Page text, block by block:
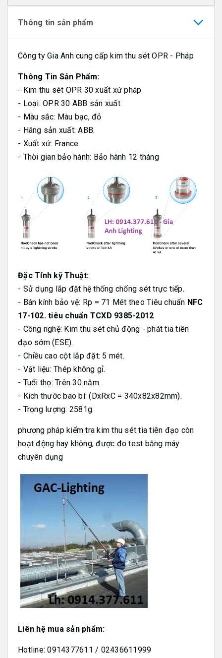
Thông tin sản phẩm
Công ty Gia Anh cung cấp kim thu sét OPR - Pháp
Thông Tin Sản Phẩm:
- Kim thu sét OPR 30 xuất xứ pháp
- Loại: OPR 30 ABB sản xuất
- Màu sắc: Màu bạc, đỏ
- Hãng sản xuất: ABB.
- Xuất xứ: France.
- Thời gian bảo hành: Bảo hành 12 tháng
Đặc Tính kỹ Thuật:
- Sử dụng lắp đặt hệ thống chống sét trực tiếp.
- Bán kính bảo vệ: Rp = 71 Mét theo Tiêu chuẩn NFC
17-102. tiêu chuẩn TCXD 9385-2012
- Công nghệ: Kim thu sét chủ động - phát tia tiên
đạo sớm (ESE).
- Chiều cao cột lắp đặt: 5 mét.
- Vật liệu: Thép không gỉ.
- Tuổi thọ: Trên 30 năm.
- Kich thước bao bì: (DxRxC = 340x82x82mm).
- Trọng lượng: 2581g.
phương pháp kiểm tra kim thu sét tia tiên đạo còn
hoạt động hay không, được đo test bằng máy
chuyên dụng
Liên hệ mua sản phẩm:
Hotline: 0914377611 / 02436611999